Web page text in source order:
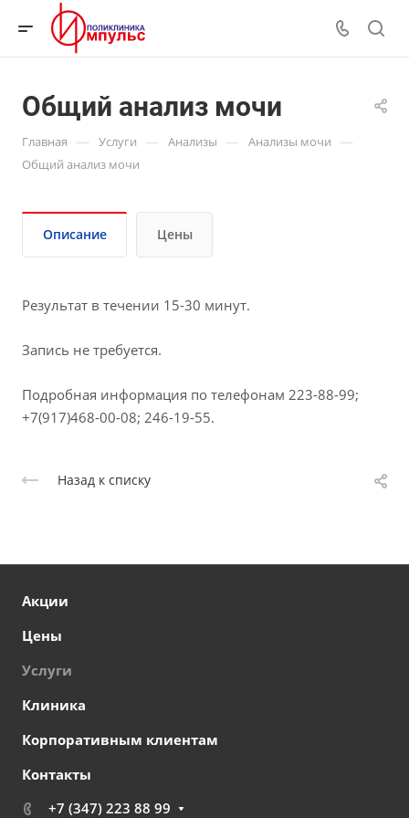
Общий анализ мочи
Главная — Услуги — Анализы — Анализы мочи —
Общий анализ мочи
Описание Цены
Результат в течении 15-30 минут.
Запись не требуется.
Подробная информация по телефонам 223-88-99;
+7(917)468-00-08; 246-19-55.
Назад к списку
Акции
Цены
Услуги
Клиника
Корпоративным клиентам
Контакты
+7 (347) 223 88 99